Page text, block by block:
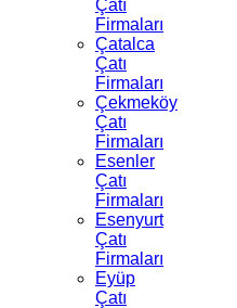
Çatı
Firmaları
Çatalca
Çatı
Firmaları
Çekmeköy
Çatı
Firmaları
Esenler
Çatı
Firmaları
Esenyurt
Çatı
Firmaları
Eyüp
Çatı